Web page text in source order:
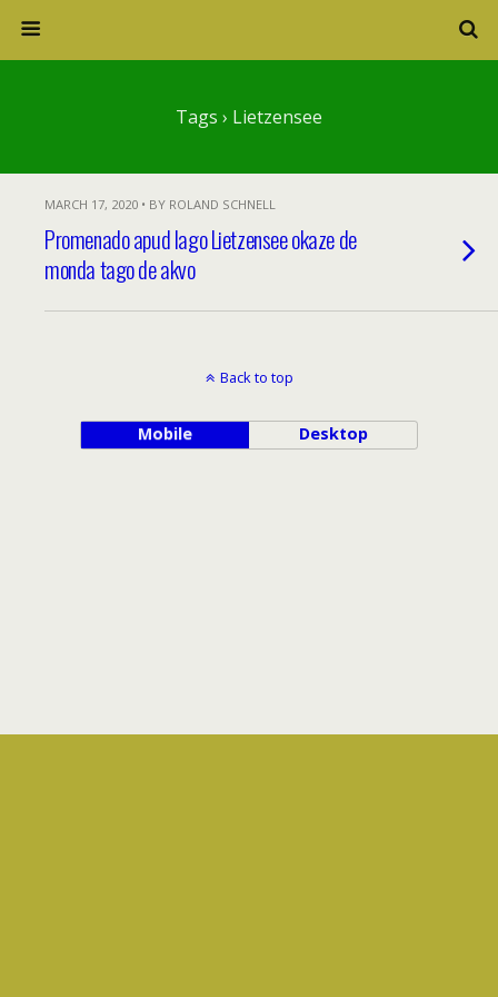
Tags › Lietzensee
MARCH 17, 2020 • BY ROLAND SCHNELL
Promenado apud lago Lietzensee okaze de
monda tago de akvo
Back to top
Mobile Desktop